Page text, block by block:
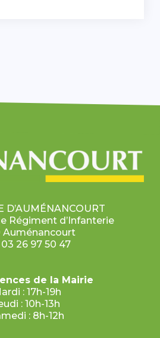
D’AUMÉNANCOURT
Régiment d’Infanterie
Auménancourt
03 26 97 50 47
de la Mairie
: 17h-19h
: 10h-13h
: 8h-12h